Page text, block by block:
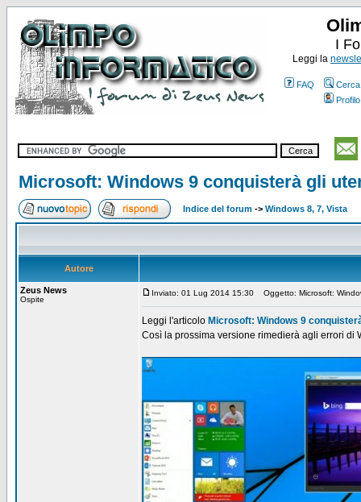
I
Leggi la
FAQ
Cerca
Profilo
Microsoft: Windows 9 conquisterà gli
Indice del forum -> Windows 8, 7, Vista
Autore
Zeus News
Ospite
Inviato: 01 Lug 2014 15:30 Oggetto: Microsoft:
Leggi l'articolo Microsoft: Windows 9
Così la prossima versione rimedierà agli errori di